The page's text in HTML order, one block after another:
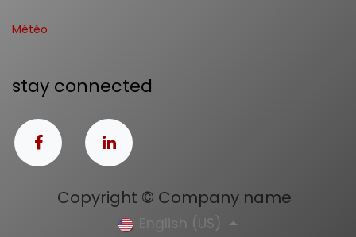
Météo
stay connected
Copyright © Company name
English (US)